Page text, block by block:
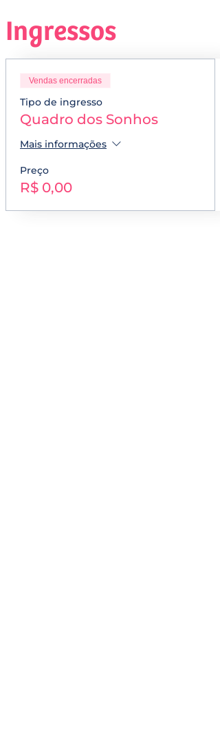
Ingressos
Vendas encerradas
Tipo de ingresso
Quadro dos Sonhos
Mais informações
Preço
R$ 0,00